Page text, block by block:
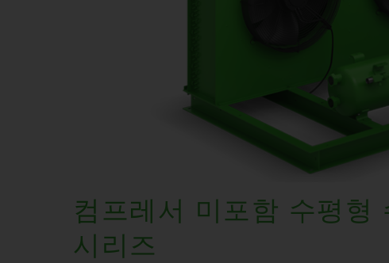
컴프레서 미포함 수평형
시리즈